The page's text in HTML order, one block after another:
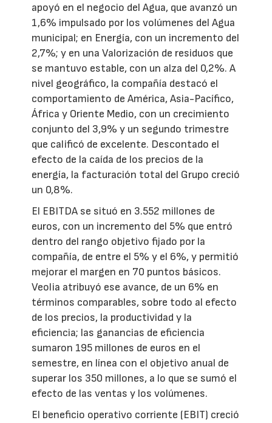
apoyó en el negocio del Agua, que avanzó un
1,6% impulsado por los volúmenes del Agua
municipal; en Energía, con un incremento del
2,7%; y en una Valorización de residuos que
se mantuvo estable, con un alza del 0,2%. A
nivel geográfico, la compañía destacó el
comportamiento de América, Asia-Pacífico,
África y Oriente Medio, con un crecimiento
conjunto del 3,9% y un segundo trimestre
que calificó de excelente. Descontado el
efecto de la caída de los precios de la
energía, la facturación total del Grupo creció
un 0,8%.
El EBITDA se situó en 3.552 millones de
euros, con un incremento del 5% que entró
dentro del rango objetivo fijado por la
compañía, de entre el 5% y el 6%, y permitió
mejorar el margen en 70 puntos básicos.
Veolia atribuyó ese avance, de un 6% en
términos comparables, sobre todo al efecto
de los precios, la productividad y la
eficiencia; las ganancias de eficiencia
sumaron 195 millones de euros en el
semestre, en línea con el objetivo anual de
superar los 350 millones, a lo que se sumó el
efecto de las ventas y los volúmenes.
El beneficio operativo corriente (EBIT) creció